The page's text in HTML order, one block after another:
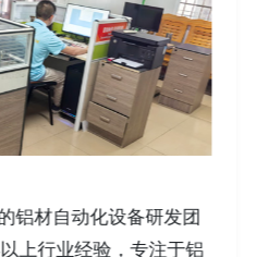
铝材自动化设备研发团
上行业经验，专注于铝